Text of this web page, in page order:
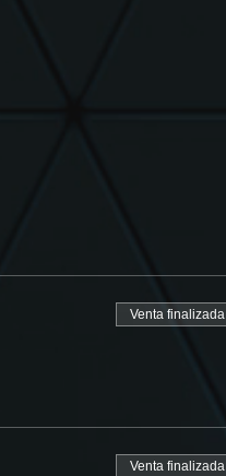
Venta finalizada
Venta finalizada